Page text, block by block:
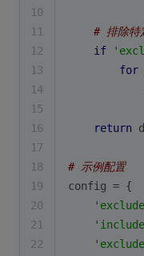
10
11
# 排除特
12
if
13
for
14
15
16
return
17
18
# 示例配置
19
config = {
20
21
22